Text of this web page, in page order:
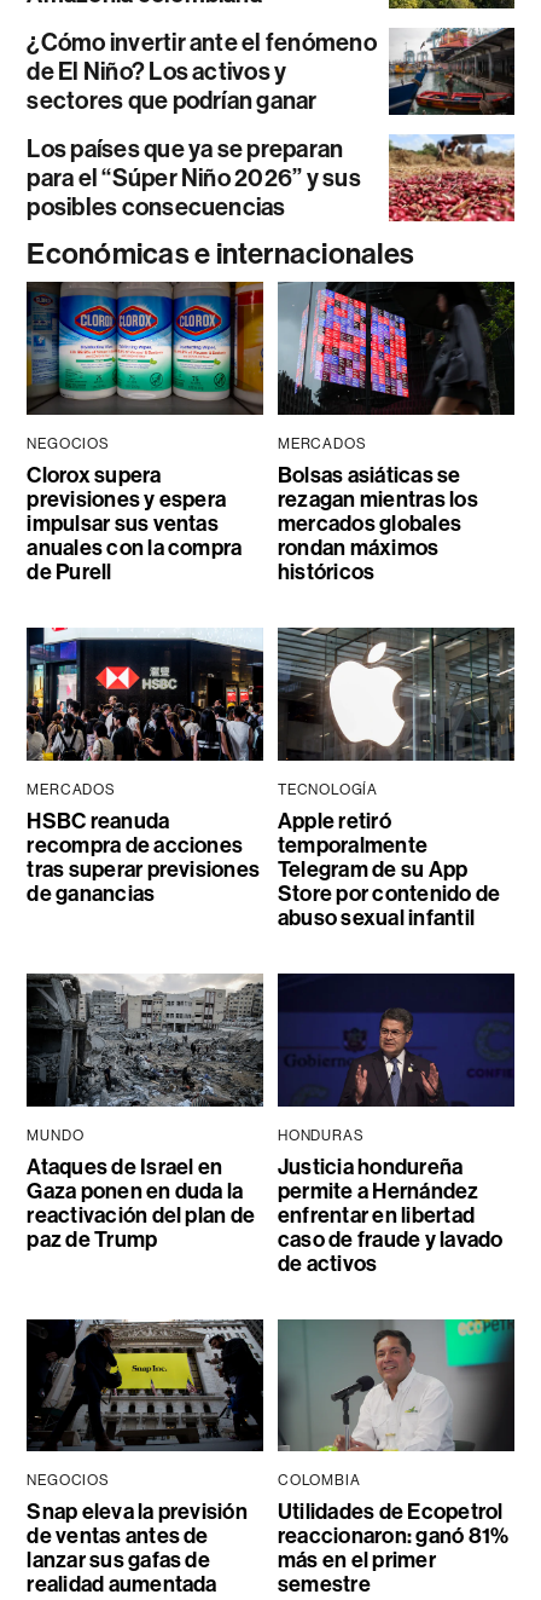
¿Cómo invertir ante el fenómeno
de El Niño? Los activos y
sectores que podrían ganar
Los países que ya se preparan
para el “Súper Niño 2026” y sus
posibles consecuencias
Económicas e internacionales
NEGOCIOS
Clorox supera
previsiones y espera
impulsar sus ventas
anuales con la compra
de Purell
MERCADOS
Bolsas asiáticas se
rezagan mientras los
mercados globales
rondan máximos
históricos
MERCADOS
HSBC reanuda
recompra de acciones
tras superar previsiones
de ganancias
TECNOLOGÍA
Apple retiró
temporalmente
Telegram de su App
Store por contenido de
abuso sexual infantil
MUNDO
Ataques de Israel en
Gaza ponen en duda la
reactivación del plan de
paz de Trump
HONDURAS
Justicia hondureña
permite a Hernández
enfrentar en libertad
caso de fraude y lavado
de activos
NEGOCIOS
Snap eleva la previsión
de ventas antes de
lanzar sus gafas de
realidad aumentada
COLOMBIA
Utilidades de Ecopetrol
reaccionaron: ganó 81%
más en el primer
semestre